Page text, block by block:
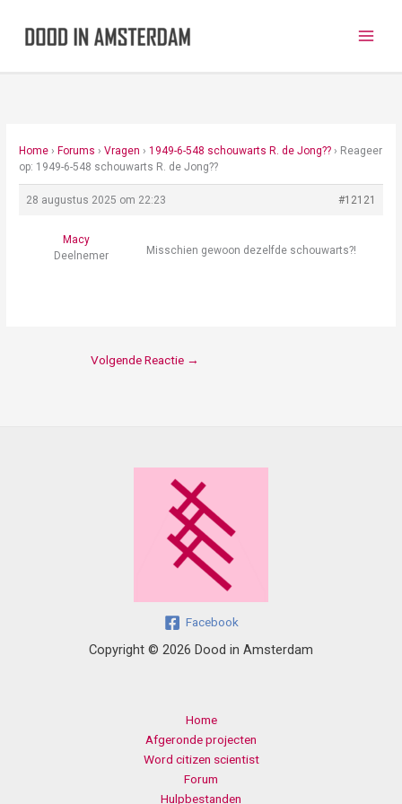
Home › Forums › Vragen › 1949-6-548 schouwarts R. de Jong?? › Reageer
op: 1949-6-548 schouwarts R. de Jong??
28 augustus 2025 om 22:23 #12121
Macy
Deelnemer
Misschien gewoon dezelfde schouwarts?!
Volgende Reactie →
Facebook
Copyright © 2026 Dood in Amsterdam
Home
Afgeronde projecten
Word citizen scientist
Forum
Hulpbestanden